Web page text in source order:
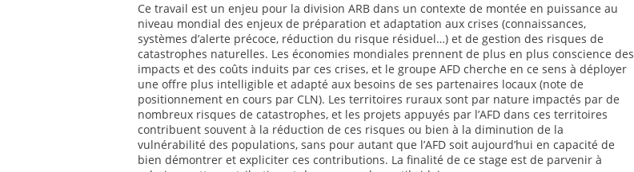
Ce travail est un enjeu pour la division ARB dans un contexte de montée en puissance au
niveau mondial des enjeux de préparation et adaptation aux crises (connaissances,
systèmes d’alerte précoce, réduction du risque résiduel…) et de gestion des risques de
catastrophes naturelles. Les économies mondiales prennent de plus en plus conscience des
impacts et des coûts induits par ces crises, et le groupe AFD cherche en ce sens à déployer
une offre plus intelligible et adapté aux besoins de ses partenaires locaux (note de
positionnement en cours par CLN). Les territoires ruraux sont par nature impactés par de
nombreux risques de catastrophes, et les projets appuyés par l’AFD dans ces territoires
contribuent souvent à la réduction de ces risques ou bien à la diminution de la
vulnérabilité des populations, sans pour autant que l’AFD soit aujourd’hui en capacité de
bien démontrer et expliciter ces contributions. La finalité de ce stage est de parvenir à